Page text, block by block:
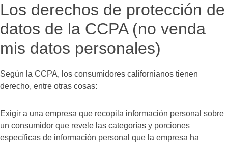
Los derechos de protección de
datos de la CCPA (no venda
mis datos personales)
Según la CCPA, los consumidores californianos tienen
derecho, entre otras cosas:
Exigir a una empresa que recopila información personal sobre
un consumidor que revele las categorías y porciones
específicas de información personal que la empresa ha